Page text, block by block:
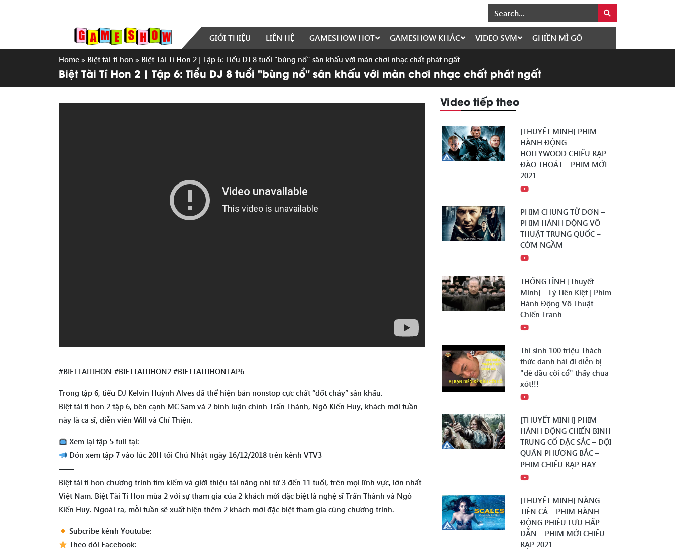
GIỚI THIỆU LIÊN HỆ GAMESHOW HOT GAMESHOW KHÁC VIDEO SVM GHIỀN MÌ GÕ
Home » Biệt tài tí hon » Biệt Tài Tí Hon 2 | Tập 6: Tiểu DJ 8 tuổi "bùng nổ" sân khấu với màn chơi nhạc chất phát ngất
Biệt Tài Tí Hon 2 | Tập 6: Tiểu DJ 8 tuổi "bùng nổ" sân khấu với màn chơi nhạc chất phát ngất
#BIETTAITIHON #BIETTAITIHON2 #BIETTAITIHONTAP6
Trong tập 6, tiếu DJ Kelvin Huỳnh Alves đã thể hiện bản nonstop cực chất “đốt cháy” sân khấu.
Biệt tài tí hon 2 tập 6, bên cạnh MC Sam và 2 bình luận chính Trấn Thành, Ngô Kiến Huy, khách mời tuần
này là ca sĩ, diễn viên Will và Chí Thiện.
Xem lại tập 5 full tại:
Đón xem tập 7 vào lúc 20H tối Chủ Nhật ngày 16/12/2018 trên kênh VTV3
——
Biệt tài tí hon chương trình tìm kiếm và giới thiệu tài năng nhí từ 3 đến 11 tuổi, trên mọi lĩnh vực, lớn nhất
Việt Nam. Biệt Tài Tí Hon mùa 2 với sự tham gia của 2 khách mời đặc biệt là nghệ sĩ Trấn Thành và Ngô
Kiến Huy. Ngoài ra, mỗi tuần sẽ xuất hiện thêm 2 khách mời đặc biệt tham gia cùng chương trình.
Subcribe kênh Youtube:
Theo dõi Facebook:
Video tiếp theo
[THUYẾT MINH] PHIM
HÀNH ĐỘNG
HOLLYWOOD CHIẾU RẠP –
ĐÀO THOÁT – PHIM MỚI
2021
PHIM CHUNG TỬ ĐƠN –
PHIM HÀNH ĐỘNG VÕ
THUẬT TRUNG QUỐC –
CỚM NGẦM
THỐNG LĨNH [Thuyết
Minh] – Lý Liên Kiệt | Phim
Hành Động Võ Thuật
Chiến Tranh
Thí sinh 100 triệu Thách
thức danh hài đi diễn bị
"đè đầu cỡi cổ" thấy chua
xót!!!
[THUYẾT MINH] PHIM
HÀNH ĐỘNG CHIẾN BINH
TRUNG CỔ ĐẶC SẮC – ĐỘI
QUÂN PHƯƠNG BẮC –
PHIM CHIẾU RẠP HAY
[THUYẾT MINH] NÀNG
TIÊN CÁ – PHIM HÀNH
ĐỘNG PHIÊU LƯU HẤP
DẪN – PHIM MỚI CHIẾU
RẠP 2021